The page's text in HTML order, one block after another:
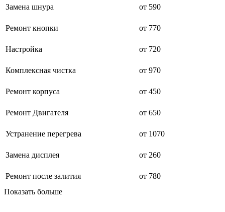
буклетмейкеров
cd проигрывателей
часов настенных
чековых принтеров
дарсонвалей
датчиков качества воздуха
датчиков температуры
депиляторов
депозитных машин
Замена шнура от 590
Ремонт кнопки от 770
Настройка от 720
Комплексная чистка от 970
Ремонт корпуса от 450
Ремонт Двигателя от 650
Устранение перегрева от 1070
Замена дисплея от 260
Ремонт после залития
от 780
Показать больше